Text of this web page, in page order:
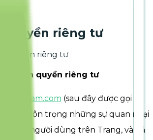
quyền riêng tư
quyền riêng tư
sách quyền riêng tư
(sau đây được gọi là
tôi’) tôn trọng những sự quan ngại
của người dùng trên Trang, và đã